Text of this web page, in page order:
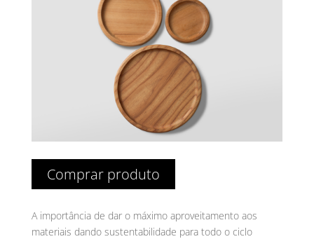
Comprar produto
A importância de dar o máximo aproveitamento aos
materiais dando sustentabilidade para todo o ciclo